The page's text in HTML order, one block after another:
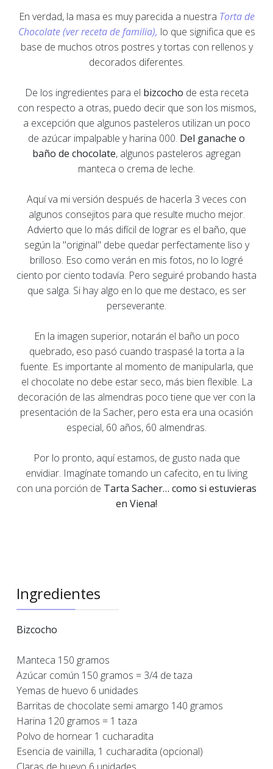
En verdad, la masa es muy parecida a nuestra Torta de
Chocolate (ver receta de familia), lo que significa que es
base de muchos otros postres y tortas con rellenos y
decorados diferentes.
De los ingredientes para el bizcocho de esta receta
con respecto a otras, puedo decir que son los mismos,
a excepción que algunos pasteleros utilizan un poco
de azúcar impalpable y harina 000. Del ganache o
baño de chocolate, algunos pasteleros agregan
manteca o crema de leche.
Aquí va mi versión después de hacerla 3 veces con
algunos consejitos para que resulte mucho mejor.
Advierto que lo más difícil de lograr es el baño, que
según la "original" debe quedar perfectamente liso y
brilloso. Eso como verán en mis fotos, no lo logré
ciento por ciento todavía. Pero seguiré probando hasta
que salga. Si hay algo en lo que me destaco, es ser
perseverante.
En la imagen superior, notarán el baño un poco
quebrado, eso pasó cuando traspasé la torta a la
fuente. Es importante al momento de manipularla, que
el chocolate no debe estar seco, más bien flexible. La
decoración de las almendras poco tiene que ver con la
presentación de la Sacher, pero esta era una ocasión
especial, 60 años, 60 almendras.
Por lo pronto, aquí estamos, de gusto nada que
envidiar. Imagínate tomando un cafecito, en tu living
con una porción de Tarta Sacher… como si estuvieras
en Viena!
Ingredientes
Bizcocho
Manteca 150 gramos
Azúcar común 150 gramos = 3/4 de taza
Yemas de huevo 6 unidades
Barritas de chocolate semi amargo 140 gramos
Harina 120 gramos = 1 taza
Polvo de hornear 1 cucharadita
Esencia de vainilla, 1 cucharadita (opcional)